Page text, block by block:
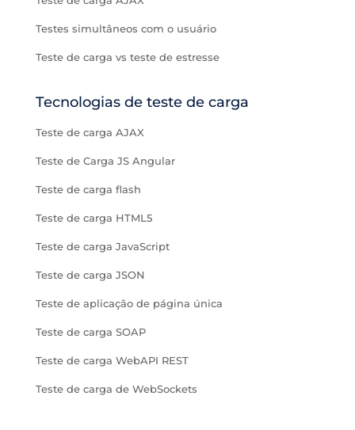
Testes simultâneos com o usuário
Teste de carga vs teste de estresse
Tecnologias de teste de carga
Teste de carga AJAX
Teste de Carga JS Angular
Teste de carga flash
Teste de carga HTML5
Teste de carga JavaScript
Teste de carga JSON
Teste de aplicação de página única
Teste de carga SOAP
Teste de carga WebAPI REST
Teste de carga de WebSockets